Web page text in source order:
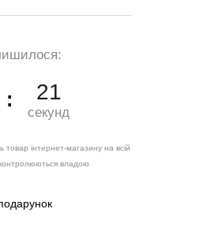
20
секунд
інтернет-магазину на всій
владою